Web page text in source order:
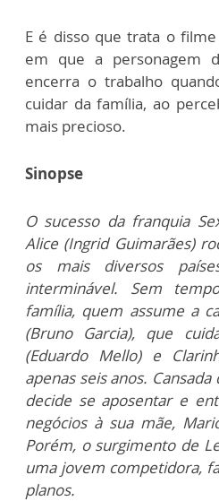
E é disso que trata o filme
em que a personagem
encerra o trabalho
cuidar da família, ao
mais precioso.
Sinopse
O sucesso da franquia
Alice (Ingrid Guimarães)
os mais diversos
interminável. Sem
família, quem assume a
(Bruno Garcia), que
(Eduardo Mello) e
apenas seis anos.
decide se aposentar e
negócios à sua mãe,
Porém, o surgimento de
uma jovem competidora,
planos.